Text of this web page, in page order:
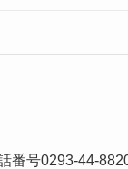
番号0293-44-